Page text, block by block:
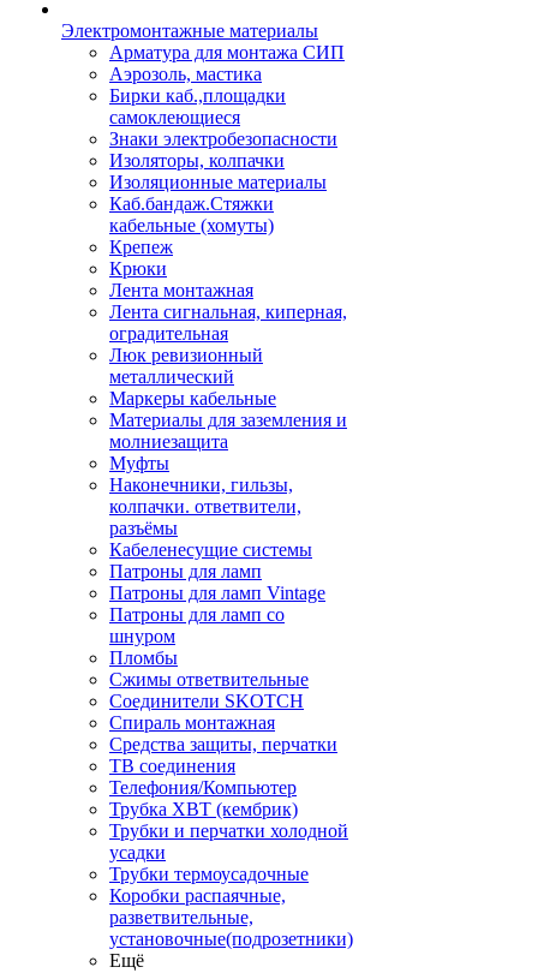
Электромонтажные материалы
Арматура для монтажа СИП
Аэрозоль, мастика
Бирки каб.,площадки
самоклеющиеся
Знаки электробезопасности
Изоляторы, колпачки
Изоляционные материалы
Каб.бандаж.Стяжки
кабельные (хомуты)
Крепеж
Крюки
Лента монтажная
Лента сигнальная, киперная,
оградительная
Люк ревизионный
металлический
Маркеры кабельные
Материалы для заземления и
молниезащита
Муфты
Наконечники, гильзы,
колпачки. ответвители,
разъёмы
Кабеленесущие системы
Патроны для ламп
Патроны для ламп Vintage
Патроны для ламп со
шнуром
Пломбы
Сжимы ответвительные
Соединители SKOTCH
Спираль монтажная
Средства защиты, перчатки
ТВ соединения
Телефония/Компьютер
Трубка ХВТ (кембрик)
Трубки и перчатки холодной
усадки
Трубки термоусадочные
Коробки распаячные,
разветвительные,
установочные(подрозетники)
Ещё